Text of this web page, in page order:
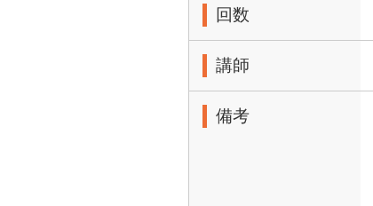
回数
講師
備考